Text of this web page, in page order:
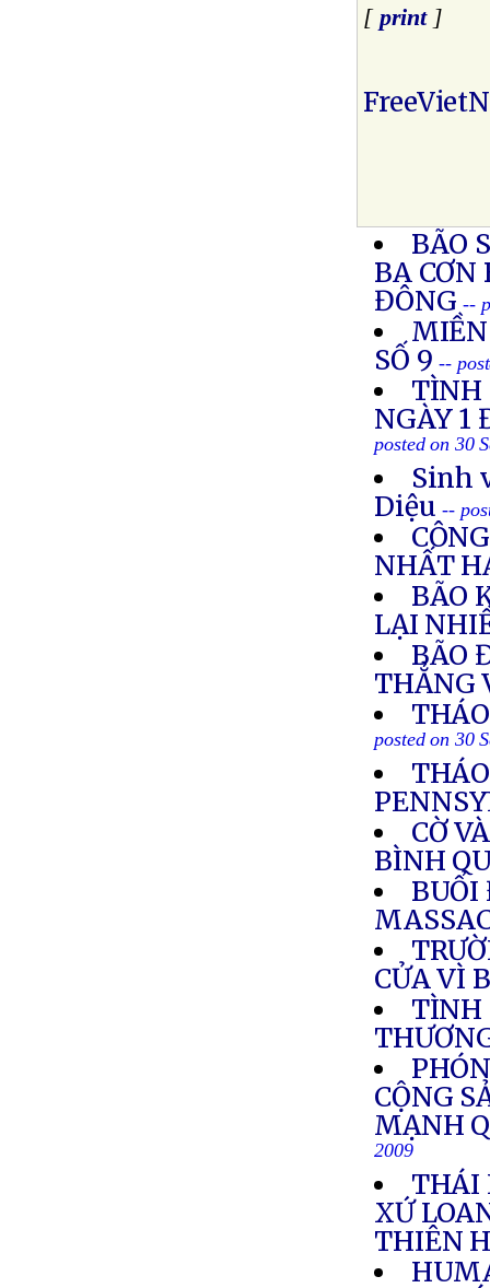
[ print]
BÃO
BA
ĐÔNG --
SỐ 9 --
TÌNH
NGÀY 1
posted on 30
Sinh
Diệu --
NHẤT
BÃO
LẠI
BÃO
THẲNG
posted on 30
CỜ
BÌNH
BUỔI
CỬA VÌ
TÌNH
CỘNG
MẠNH
2009
THÁI
XỨ
THIÊN